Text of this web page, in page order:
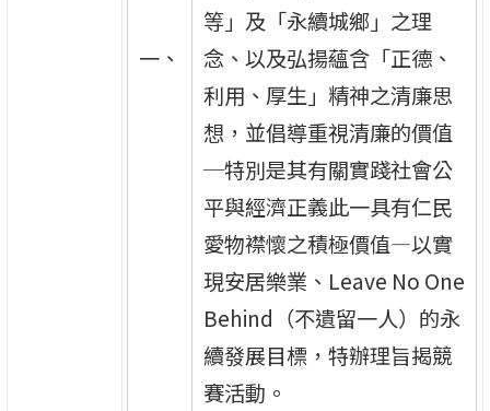
一、
等」及「永續城鄉」之理
念、以及弘揚蘊含「正德、
利用、厚生」精神之清廉思
想，並倡導重視清廉的價值
─特別是其有關實踐社會公
平與經濟正義此一具有仁民
愛物襟懷之積極價值—以實
現安居樂業、Leave No One
Behind（不遺留一人）的永
續發展目標，特辦理旨揭競
賽活動。